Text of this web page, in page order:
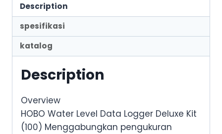
Description
spesifikasi
katalog
Description
Overview
HOBO Water Level Data Logger Deluxe Kit
(100) Menggabungkan pengukuran